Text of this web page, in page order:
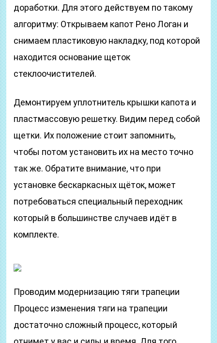
доработки. Для этого действуем по такому
алгоритму: Открываем капот Рено Логан и
снимаем пластиковую накладку, под которой
находится основание щеток
стеклоочистителей.
Демонтируем уплотнитель крышки капота и
пластмассовую решетку. Видим перед собой
щетки. Их положение стоит запомнить,
чтобы потом установить их на место точно
так же. Обратите внимание, что при
установке бескаркасных щёток, может
потребоваться специальный переходник
который в большинстве случаев идёт в
комплекте.
Проводим модернизацию тяги трапеции
Процесс изменения тяги на трапеции
достаточно сложный процесс, который